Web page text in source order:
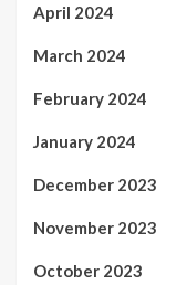
April 2024
March 2024
February 2024
January 2024
December 2023
November 2023
October 2023